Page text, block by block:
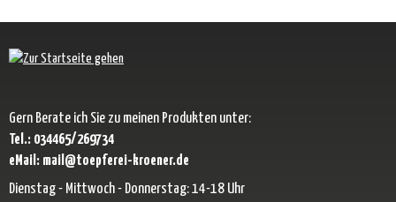
Gern Berate ich Sie zu meinen Produkten unter:
Tel.: 034465/269734
eMail: mail@toepferei-kroener.de
Dienstag - Mittwoch - Donnerstag: 14-18 Uhr